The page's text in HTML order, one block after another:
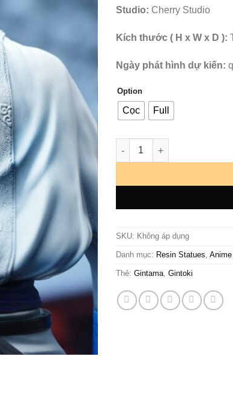
Studio: Cherry Studio
Kích thước ( H x W x D ):
Ngày phát hình dự kiến:
Option
Cọc Full
Gintama - Gintoki Sakata -
SKU: Không áp dụng
Danh mục: Resin Statues,
Thẻ: Gintama, Gintoki